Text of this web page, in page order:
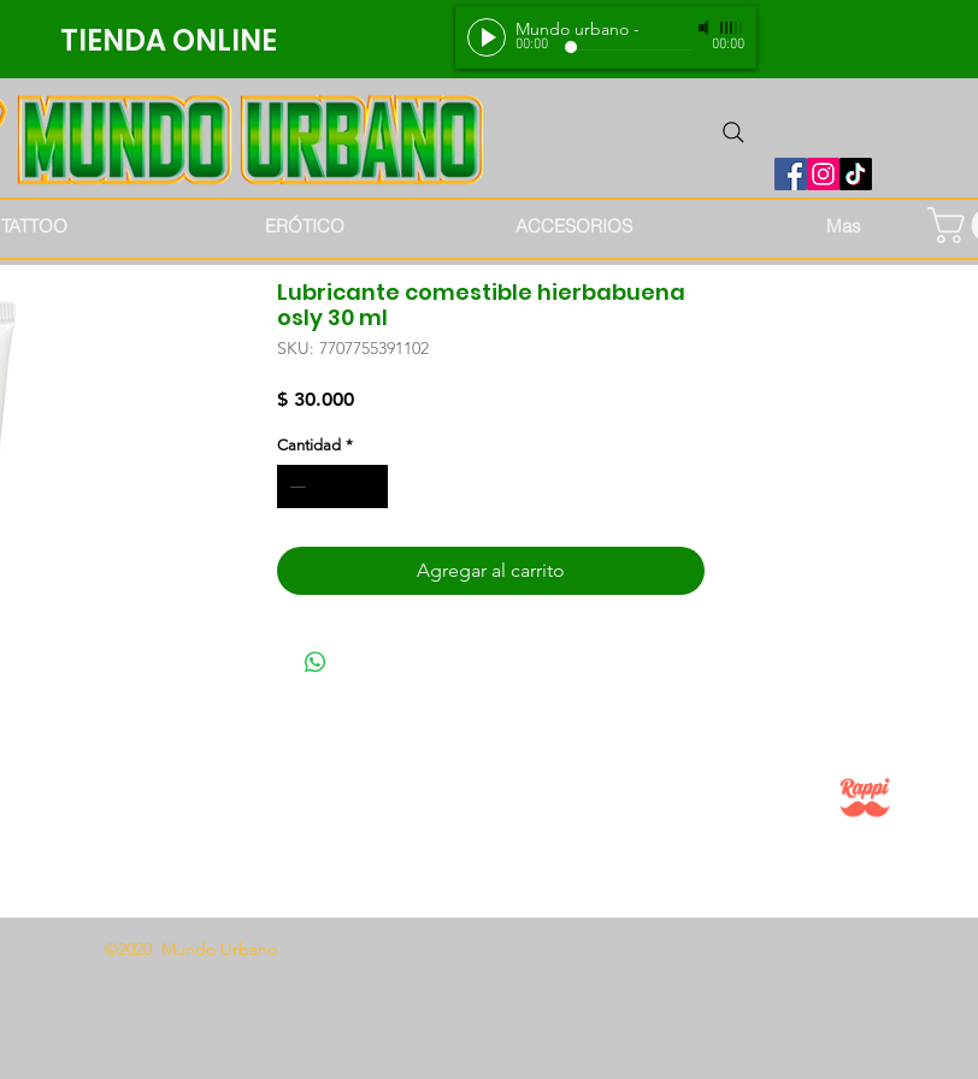
TIENDA ONLINE Mundo urbano -
00:00 00:00
TATTOO ERÓTICO ACCESORIOS Mas
Lubricante comestible hierbabuena
osly 30 ml
SKU: 7707755391102
$ 30.000Precio
Cantidad *
Agregar al carrito
©2020 Mundo Urbano